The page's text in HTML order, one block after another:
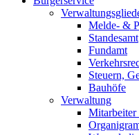
Melde- &
Standesamt
Fundamt
Steuern,
Bauhöfe
Verwaltung
Mitarbeiter